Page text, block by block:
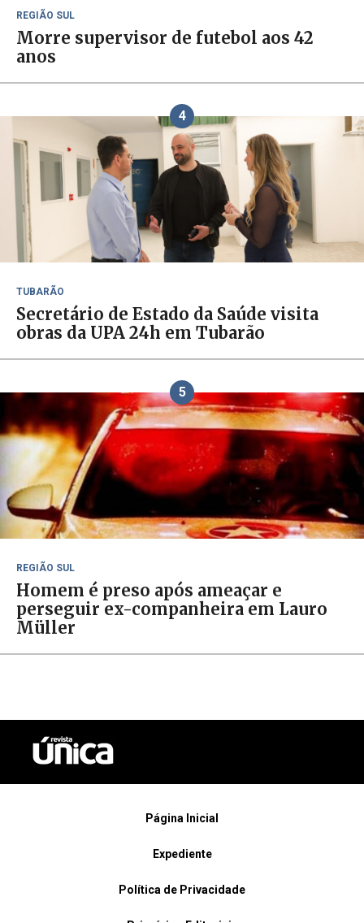
REGIÃO SUL
Morre supervisor de futebol aos 42
anos
4
TUBARÃO
Secretário de Estado da Saúde visita
obras da UPA 24h em Tubarão
5
REGIÃO SUL
Homem é preso após ameaçar e
perseguir ex-companheira em Lauro
Müller
Página Inicial
Expediente
Política de Privacidade